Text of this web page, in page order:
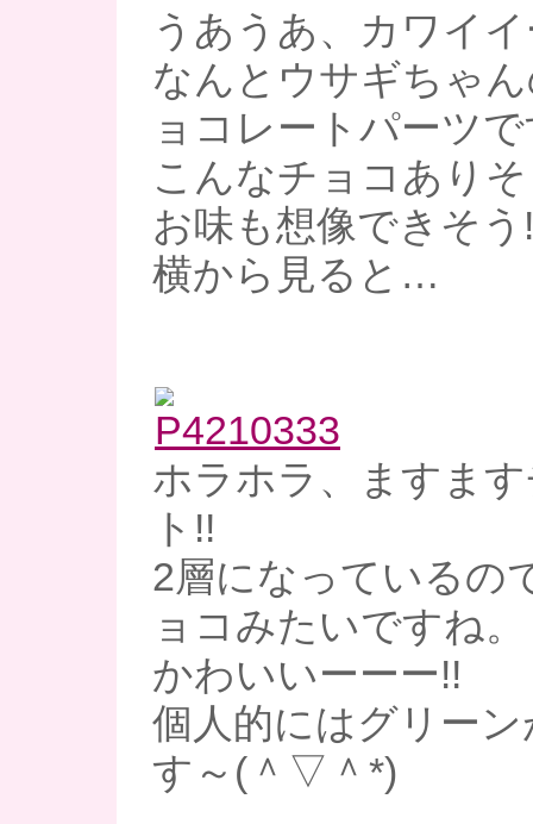
うあうあ、カワイ
なんとウサギちゃ
ョコレートパーツ
こんなチョコあり
お味も想像できそう
横から見ると…
ホラホラ、ますま
ト!!
2層になっているの
ョコみたいですね。
かわいいーーー!!
個人的にはグリー
す～(＾▽＾*)